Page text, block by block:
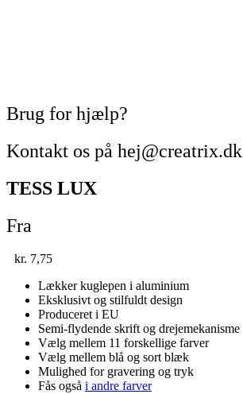
Brug for hjælp?
Kontakt os på hej@creatrix.dk
TESS LUX
Fra
kr. 7,75
Lækker kuglepen i aluminium
Eksklusivt og stilfuldt design
Produceret i EU
Semi-flydende skrift og drejemekanisme
Vælg mellem 11 forskellige farver
Vælg mellem blå og sort blæk
Mulighed for gravering og tryk
Fås også i andre farver